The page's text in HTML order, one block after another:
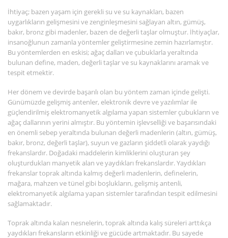
İhtiyaç; bazen yaşam için gerekli su ve su kaynakları, bazen
uygarlıkların gelişmesini ve zenginleşmesini sağlayan altın, gümüş,
bakır, bronz gibi madenler, bazen de değerli taşlar olmuştur. İhtiyaçlar,
insanoğlunun zamanla yöntemler geliştirmesine zemin hazırlamıştır.
Bu yöntemlerden en eskisi; ağaç dalları ve çubuklarla yeraltında
bulunan define, maden, değerli taşlar ve su kaynaklarını aramak ve
tespit etmektir.
Her dönem ve devirde başarılı olan bu yöntem zaman içinde gelişti.
Günümüzde gelişmiş antenler, elektronik devre ve yazılımlar ile
güçlendirilmiş elektromanyetik algılama yapan sistemler çubukların ve
ağaç dallarının yerini almıştır. Bu yöntemin işlevselliği ve başarısındaki
en önemli sebep yeraltında bulunan değerli madenlerin (altın, gümüş,
bakır, bronz, değerli taşlar), suyun ve gazların şiddetli olarak yaydığı
frekanslardır. Doğadaki maddelerin kimliklerini oluşturan şey
oluşturdukları manyetik alan ve yaydıkları frekanslardır. Yaydıkları
frekanslar toprak altında kalmış değerli madenlerin, definelerin,
mağara, mahzen ve tünel gibi boşlukların, gelişmiş antenli,
elektromanyetik algılama yapan sistemler tarafından tespit edilmesini
sağlamaktadır.
Toprak altında kalan nesnelerin, toprak altında kalış süreleri arttıkça
yaydıkları frekansların etkinliği ve gücüde artmaktadır. Bu sayede